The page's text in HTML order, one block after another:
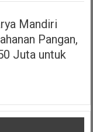
Mandiri
Pangan,
Juta untuk